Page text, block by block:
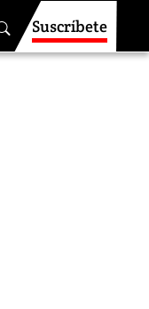
Suscríbete